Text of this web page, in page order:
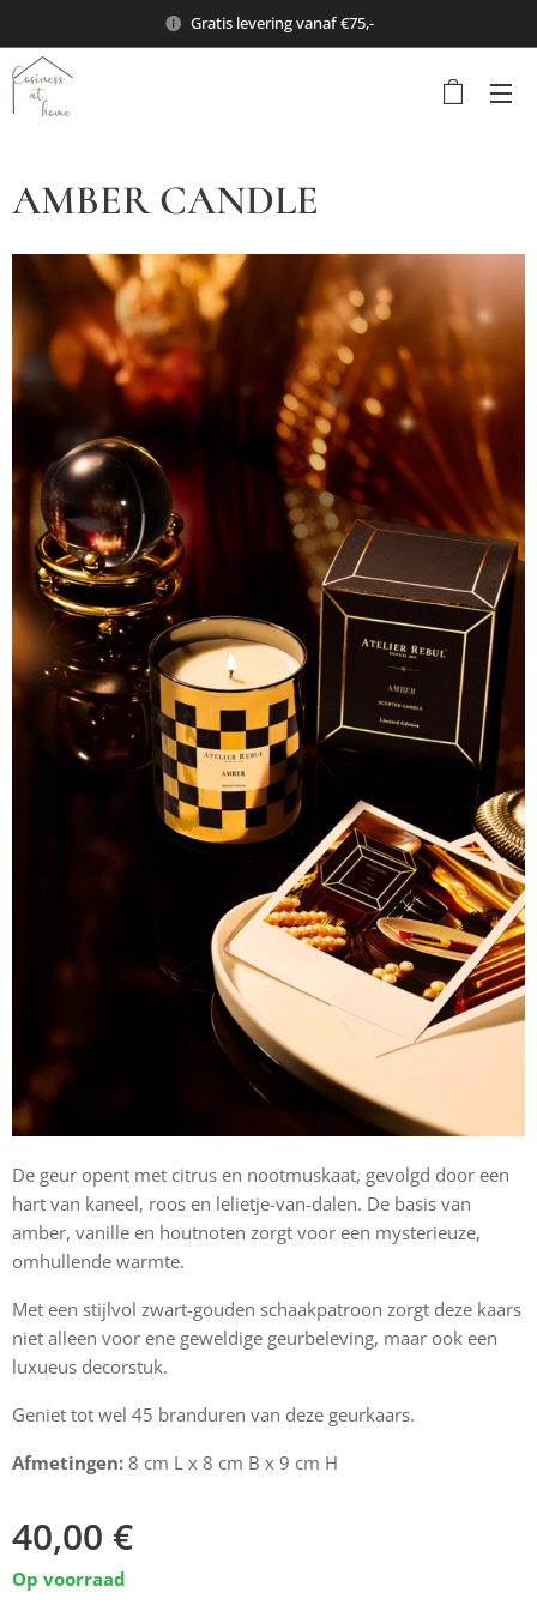
Gratis levering vanaf €75,-
AMBER CANDLE
De geur opent met citrus en nootmuskaat, gevolgd door een
hart van kaneel, roos en lelietje-van-dalen. De basis van
amber, vanille en houtnoten zorgt voor een mysterieuze,
omhullende warmte.
Met een stijlvol zwart-gouden schaakpatroon zorgt deze kaars
niet alleen voor ene geweldige geurbeleving, maar ook een
luxueus decorstuk.
Geniet tot wel 45 branduren van deze geurkaars.
Afmetingen: 8 cm L x 8 cm B x 9 cm H
40,00 €
Op voorraad